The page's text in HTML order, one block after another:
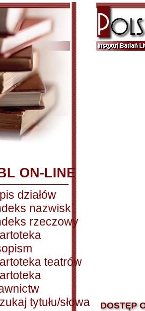
ON-LINE
działów
nazwisk
rzeczowy
teatrów
tytułu/słowa
DOSTĘP